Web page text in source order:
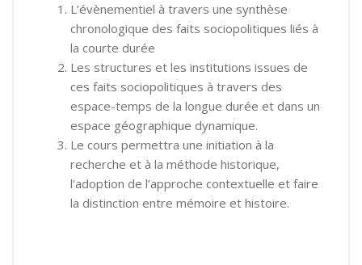
L’évènementiel à travers une synthèse
chronologique des faits sociopolitiques liés à
la courte durée
Les structures et les institutions issues de
ces faits sociopolitiques à travers des
espace-temps de la longue durée et dans un
espace géographique dynamique.
Le cours permettra une initiation à la
recherche et à la méthode historique,
l'adoption de l’approche contextuelle et faire
la distinction entre mémoire et histoire.